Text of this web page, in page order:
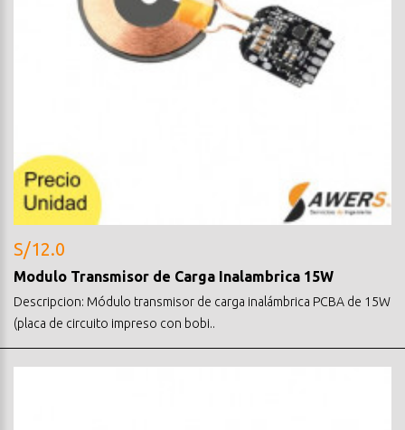
S/12.0
Modulo Transmisor de Carga Inalambrica 15W
Descripcion: Módulo transmisor de carga inalámbrica PCBA de 15W
(placa de circuito impreso con bobi..